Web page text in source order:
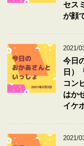
セス
が顔
2021/
今日
日）
コン
はか
イケ
2021/